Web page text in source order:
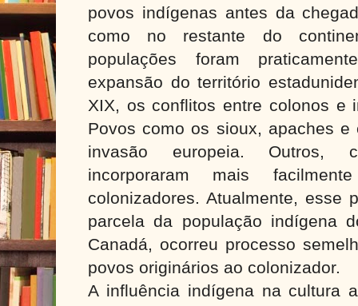
povos indígenas antes da
como no restante do
populações foram
expansão do território
XIX, os conflitos entre colonos e
Povos como os sioux, apaches e
invasão europeia. Outros,
incorporaram mais
colonizadores. Atualmente, esse
parcela da população indígena
Canadá, ocorreu processo
povos originários ao colonizador.
A influência indígena na cultura